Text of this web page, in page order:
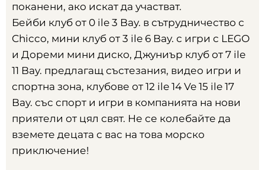
поканени, ако искат да участват.
Бейби клуб от 0 ile 3 Bay. в сътрудничество с
Chicco, мини клуб от 3 ile 6 Bay. с игри с LEGO
и Дореми мини диско, Джуниър клуб от 7 ile
11 Bay. предлагащ състезания, видео игри и
спортна зона, клубове от 12 ile 14 Ve 15 ile 17
Bay. със спорт и игри в компанията на нови
приятели от цял свят. Не се колебайте да
вземете децата с вас на това морско
приключение!